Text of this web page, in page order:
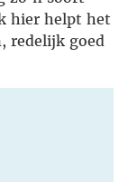
hier helpt het
redelijk goed